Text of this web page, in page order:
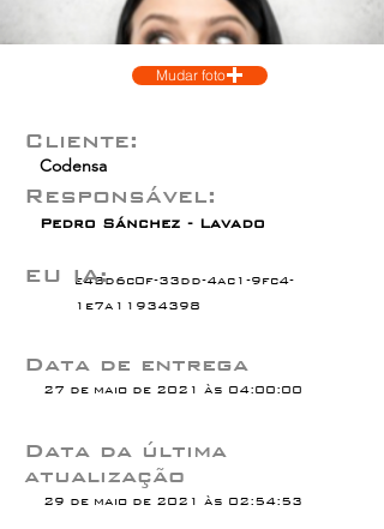
Mudar foto
Codensa
Cliente:
Responsável:
Pedro Sánchez - Lavado
e43d6c0f-33dd-4ac1-9fc4-
1e7a11934398
EU IA:
Data de entrega
27 de maio de 2021 às 04:00:00
Data da última
atualização
29 de maio de 2021 às 02:54:53